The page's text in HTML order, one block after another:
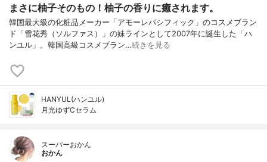
まさに柚子そのもの！柚子の香りに癒されます。
韓国最大級の化粧品メーカー「アモーレパシフィック」のコスメブラン
ド「雪花秀（ソルファス）」の妹ラインとして2007年に誕生した「ハ
ンユル」。韓国高級コスメブラン…続きを見る
HANYUL(ハンユル)
月光ゆずCセラム
スーパーおかん
おかん